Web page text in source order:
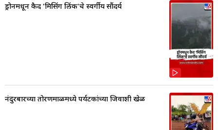
ड्रोनमधून कैद 'मिसिंग लिंक'चे स्वर्गीय सौंदर्य
नंदुरबारच्या तोरणमाळमध्ये पर्यटकांच्या जिवाशी खेळ